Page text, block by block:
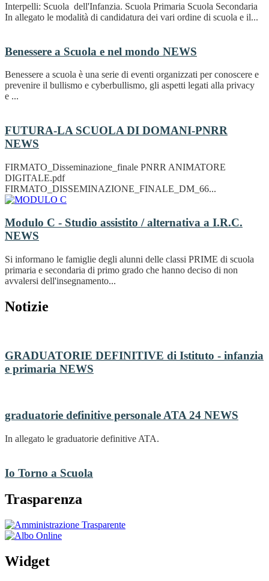
Interpelli: Scuola dell'Infanzia. Scuola Primaria Scuola Secondaria
In allegato le modalità di candidatura dei vari ordine di scuola e il...
Benessere a Scuola e nel mondo NEWS
Benessere a scuola è una serie di eventi organizzati per conoscere e
prevenire il bullismo e cyberbullismo, gli aspetti legati alla privacy
e ...
FUTURA-LA SCUOLA DI DOMANI-PNRR
NEWS
FIRMATO_Disseminazione_finale PNRR ANIMATORE
DIGITALE.pdf
FIRMATO_DISSEMINAZIONE_FINALE_DM_66...
Modulo C - Studio assistito / alternativa a I.R.C.
NEWS
Si informano le famiglie degli alunni delle classi PRIME di scuola
primaria e secondaria di primo grado che hanno deciso di non
avvalersi dell'insegnamento...
Notizie
GRADUATORIE DEFINITIVE di Istituto - infanzia
e primaria NEWS
graduatorie definitive personale ATA 24 NEWS
In allegato le graduatorie definitive ATA.
Io Torno a Scuola
Trasparenza
Widget